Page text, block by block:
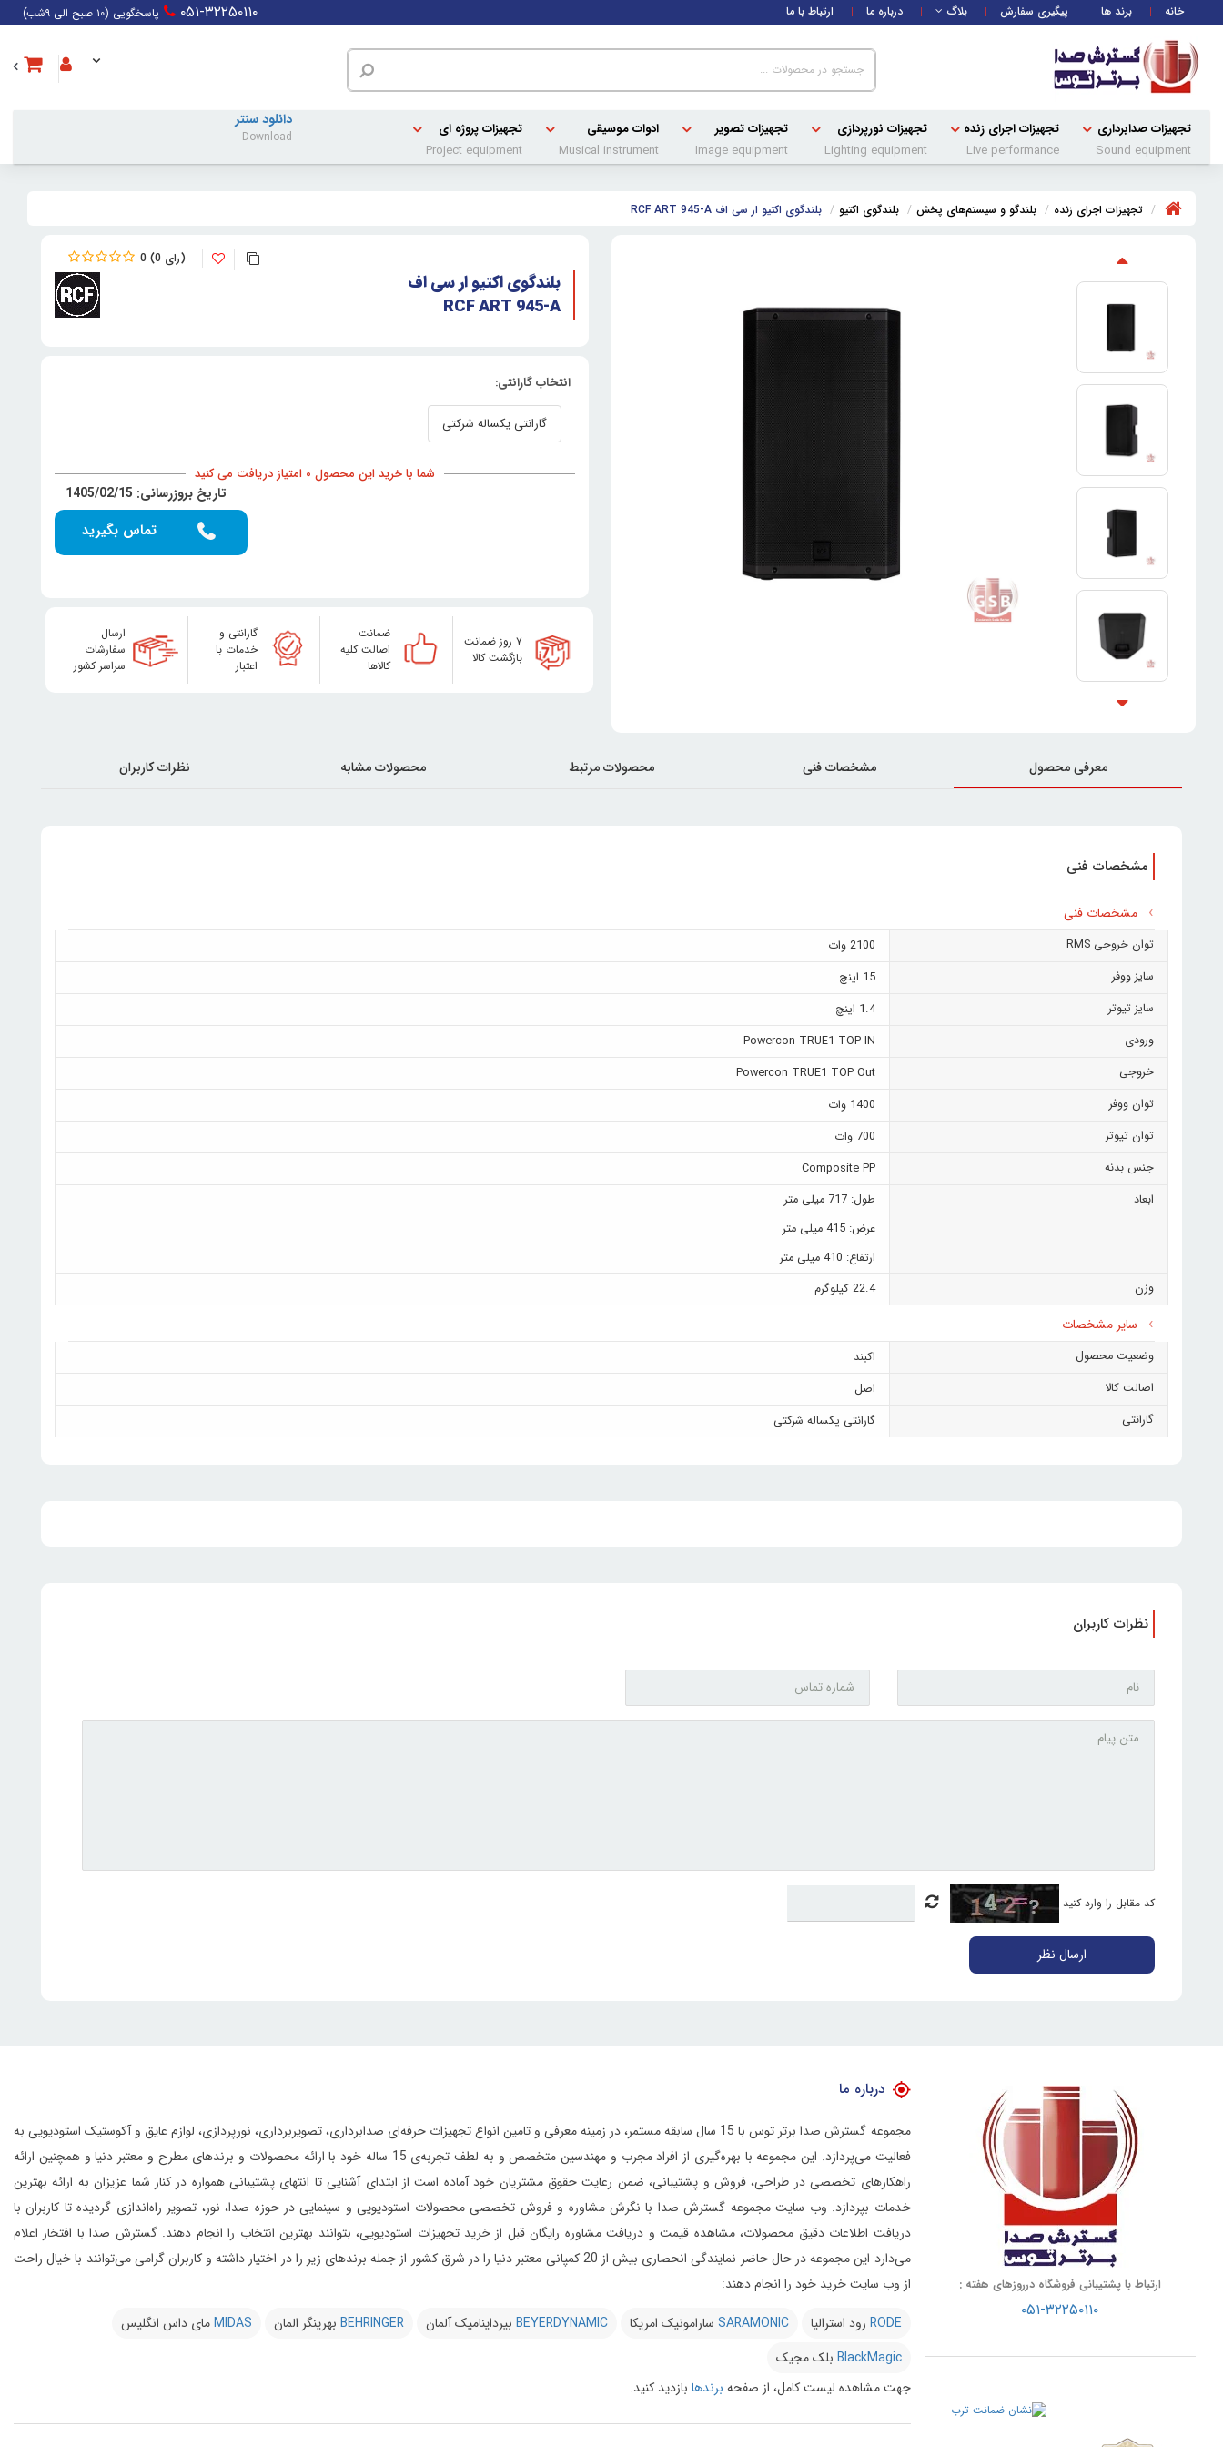
خانه برند ها پیگیری سفارش بلاگ درباره ما ارتباط با ما ۰۵۱-۳۲۲۵۰۱۱۰ پاسخگویی (۱۰ صبح الی ۹شب)
تجهیزات صدابرداری
Sound equipment
تجهیزات اجرای زنده
Live performance
تجهیزات نورپردازی
Lighting equipment
تجهیزات تصویر
Image equipment
ادوات موسیقی
Musical instrument
تجهیزات پروژه ای
Project equipment
دانلود سنتر
Download
تجهیزات اجرای زنده بلندگو و سیستم‌های پخش بلندگوی اکتیو بلندگوی اکتیو ار سی اف RCF ART 945-A
0 0
بلندگوی اکتیو ار سی اف
RCF ART 945-A
انتخاب گارانتی:
گارانتی یکساله شرکتی
شما با خرید این محصول 0 امتیاز دریافت می کنید
تماس بگیرید
تاریخ بروزرسانی: 1405/02/15
۷ روز ضمانت
بازگشت کالا
ضمانت
اصالت کلیه
کالاها
گارانتی و
خدمات با
اعتبار
ارسال
سفارشات
سراسر کشور
معرفی محصول مشخصات فنی محصولات مرتبط محصولات مشابه نظرات کاربران
مشخصات فنی
مشخصات فنی
توان خروجی RMS
2100 وات
سایز ووفر
15 اینچ
سایز تیوتر
1.4 اینچ
ورودی
Powercon TRUE1 TOP IN
خروجی
Powercon TRUE1 TOP Out
توان ووفر
1400 وات
توان تیوتر
700 وات
جنس بدنه
Composite PP
ابعاد
طول: 717 میلی متر
عرض: 415 میلی متر
ارتفاع: 410 میلی متر
وزن
22.4 کیلوگرم
سایر مشخصات
وضعیت محصول
اکبند
اصالت کالا
اصل
گارانتی
گارانتی یکساله شرکتی
نظرات کاربران
کد مقابل را وارد کنید
ارسال نظر
ارتباط با پشتیبانی فروشگاه درروزهای هفته :
۰۵۱-۳۲۲۵۰۱۱۰
درباره ما
مجموعه گسترش صدا برتر توس با 15 سال سابقه مستمر، در زمینه معرفی و تامین انواع تجهیزات حرفه‌ای صدابرداری، تصویربرداری، نورپردازی، لوازم عایق و آکوستیک استودیویی به
فعالیت می‌پردازد.
این مجموعه با بهره‌گیری از افراد مجرب و مهندسین متخصص و به لطف تجربه‌ی 15 ساله خود با ارائه محصولات و برندهای مطرح و معتبر دنیا و همچنین ارائه
راهکارهای تخصصی در طراحی، فروش و پشتیبانی، ضمن رعایت حقوق مشتریان خود آماده است از ابتدای آشنایی تا انتهای پشتیبانی همواره در کنار شما عزیزان به ارائه بهترین
خدمات بپردازد. وب سایت مجموعه گسترش صدا با نگرش مشاوره و فروش تخصصی محصولات استودیویی و سینمایی در حوزه صدا، نور، تصویر راه‌اندازی گردیده تا کاربران با
دریافت اطلاعات دقیق محصولات، مشاهده قیمت و دریافت مشاوره رایگان قبل از خرید تجهیزات استودیویی، بتوانند بهترین انتخاب را انجام دهند. گسترش صدا با افتخار اعلام
می‌دارد این مجموعه در حال حاضر نمایندگی انحصاری بیش از 20 کمپانی معتبر دنیا را در شرق کشور از جمله برندهای زیر را در اختیار داشته و کاربران گرامی می‌توانند با خیال راحت
از وب سایت خرید خود را انجام دهند:
RODE رود استرالیا SARAMONIC سارامونیک امریکا BEYERDYNAMIC بیرداینامیک آلمان BEHRINGER بهرینگر المان MIDAS مای داس انگلیس
BlackMagic بلک مجیک
جهت مشاهده لیست کامل، از صفحه برندها بازدید کنید.